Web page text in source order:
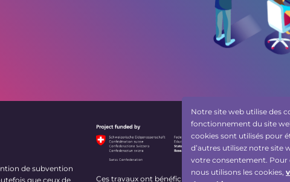
de subvention
que ceux de Ces travaux ont bénéficié d’un financement de la
Notre site web utilise des
fonctionnement du site
cookies sont utilisés pour
d’autres utilisez notre site
votre consentement. Pour
nous utilisons les cookies,